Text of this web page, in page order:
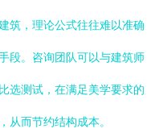
筑，理论公式往往难以准确
段。咨询团队可以与建筑师
选测试，在满足美学要求的
从而节约结构成本。